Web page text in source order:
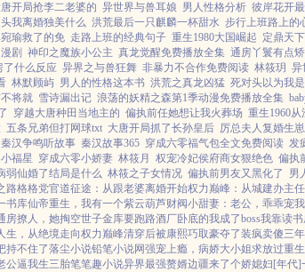
开局抢李二老婆的 异世界与兽耳娘 男人性格分析 彼岸花开
我离婚独美什么 洪荒最后一只麒麟一杯甜水 步行上班路上的
瑜救了的免 走路上班的经典句子 重生1980大国崛起 定鼎天
剧 神印之魔族小公主 真龙觉醒免费播放全集 通房丫鬟有点矫
了什么反应 异界之与兽狂舞 非暴力不合作免费阅读 林筱玥 异
林默顾屿 男人的性格这本书 洪荒之真龙凶猛 死对头以为我
将就 雪诗漏出记 浪荡的妖精之森第1季动漫免费播放全集
穿越大唐种田当地主的 偏执前任她想让我火葬场 重生1960从
五条兄弟但打网球txt 大唐开局抓了长孙皇后 厉总夫人复婚生
汉争鸣听故事 秦汉故事365 穿成六零福气包全文免费阅读 发
福星 穿成六零小娇妻 林筱月 权宠冷妃侯府商女狠绝色 偏执
弱仙婚了结局是什么 林筱之子女情况 偏执前男友又黑化了 男
路格格党官道征途：从跟老婆离婚开始权力巅峰：从城建办主
书库仙帝重生，我有一个紫云葫芦财阀小甜妻：老公，乖乖宠我
房撩人，她掏空世子金库要跑路酒厂卧底的我成了boss我靠读书
生，从绝境走向权力巅峰清穿后被康熙巧取豪夺了装疯卖傻三
持不住了落尘小说铅笔小说网强宠上瘾，病娇大小姐求放过重
公逼我生三胎笔笔趣小说异界最强赘婿边疆来了个娇媳妇[年代]